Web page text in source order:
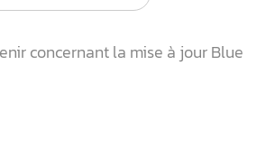
concernant la mise à jour Blue